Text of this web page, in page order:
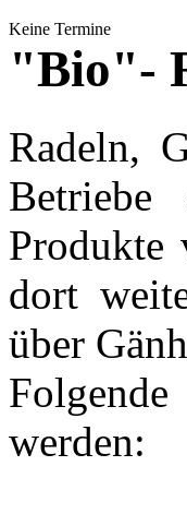
Keine Termine
"Bio"-
Radeln,
Produkte
dort
über
werden: